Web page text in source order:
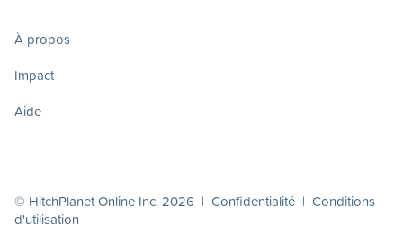
À propos
Impact
Aide
© HitchPlanet Online Inc. 2026 | Confidentialité | Conditions
d'utilisation